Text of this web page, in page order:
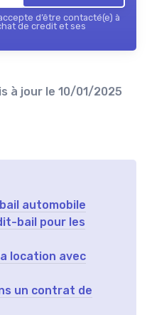
d’être contacté(e) à
de credit et ses
à jour le 10/01/2025
automobile
bail pour les
location avec
un contrat de